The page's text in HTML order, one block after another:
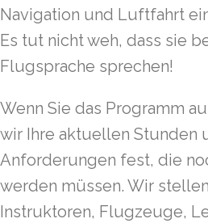
Navigation und Luftfahrt
Es tut nicht weh, dass sie
Flugsprache sprechen!
Wenn Sie das Programm
wir Ihre aktuellen Stunden
Anforderungen fest, die
werden müssen. Wir
Instruktoren, Flugzeuge,